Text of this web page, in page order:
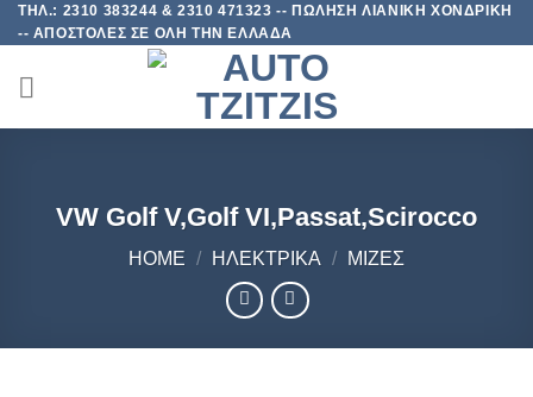
Skip
to
content
ΤΗΛ.: 2310 383244 & 2310 471323 -- ΠΩΛΗΣΗ ΛΙΑΝΙΚΗ ΧΟΝΔΡΙΚΗ
-- ΑΠΟΣΤΟΛΕΣ ΣΕ ΟΛΗ ΤΗΝ ΕΛΛΑΔΑ
VW Golf V,Golf VI,Passat,Scirocco
HOME / ΗΛΕΚΤΡΙΚΑ / ΜΙΖΕΣ